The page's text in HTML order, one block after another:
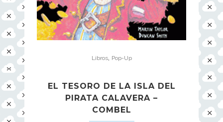
Libros, Pop-Up
EL TESORO DE LA ISLA DEL
PIRATA CALAVERA –
COMBEL